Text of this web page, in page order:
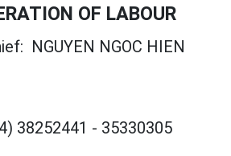
OF LABOUR
NGUYEN NGOC HIEN
38252441 - 35330305